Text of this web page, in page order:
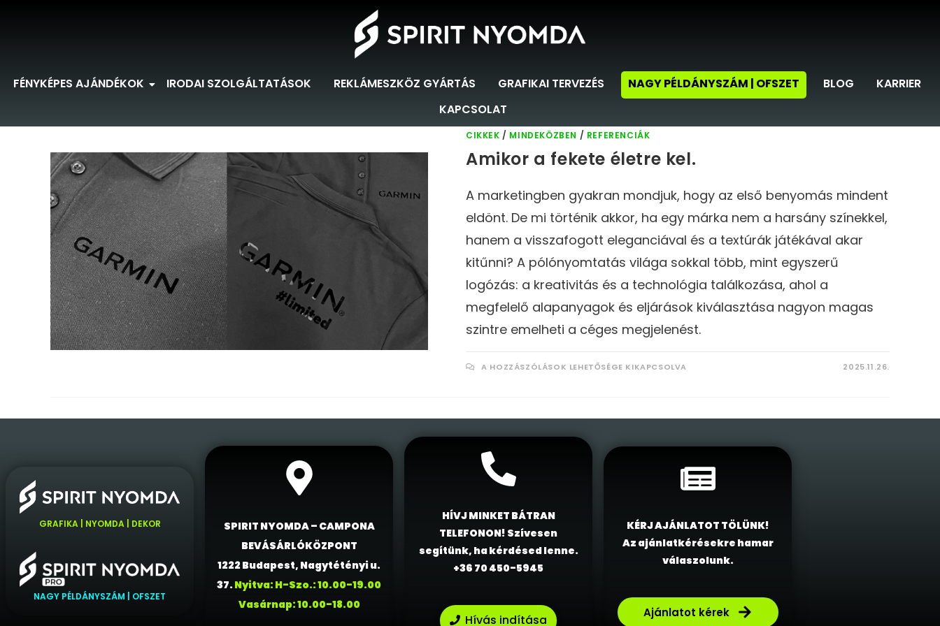
FÉNYKÉPES AJÁNDÉKOK IRODAI SZOLGÁLTATÁSOK REKLÁMESZKÖZ GYÁRTÁS GRAFIKAI TERVEZÉS NAGY PÉLDÁNYSZÁM | OFSZET BLOG
KARRIER
KAPCSOLAT
CIKKEK / MINDEKÖZBEN / REFERENCIÁK
Amikor a fekete életre kel.
A marketingben gyakran mondjuk, hogy az első benyomás mindent
eldönt. De mi történik akkor, ha egy márka nem a harsány színekkel,
hanem a visszafogott eleganciával és a textúrák játékával akar
kitűnni? A pólónyomtatás világa sokkal több, mint egyszerű
logózás: a kreativitás és a technológia találkozása, ahol a
megfelelő alapanyagok és eljárások kiválasztása nagyon magas
szintre emelheti a céges megjelenést.
A HOZZÁSZÓLÁSOK LEHETŐSÉGE KIKAPCSOLVA 2025.11.26.
GRAFIKA | NYOMDA | DEKOR
NAGY PÉLDÁNYSZÁM | OFSZET
SPIRIT NYOMDA – CAMPONA
BEVÁSÁRLÓKÖZPONT
1222 Budapest, Nagytétényi u.
37. Nyitva: H-Szo.: 10.00-19.00
Vasárnap: 10.00-18.00
HÍVJ MINKET BÁTRAN
TELEFONON! Szívesen
segítünk, ha kérdésed lenne.
+36 70 450-5945
Hívás indítása
KÉRJ AJÁNLATOT TÖLÜNK!
Az ajánlatkérésekre hamar
válaszolunk.
Ajánlatot kérek